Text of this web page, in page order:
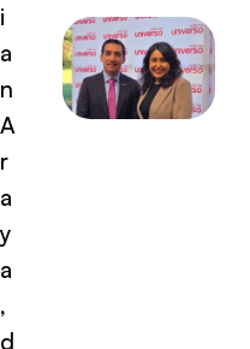
i
a
n
A
r
a
y
a
,
d